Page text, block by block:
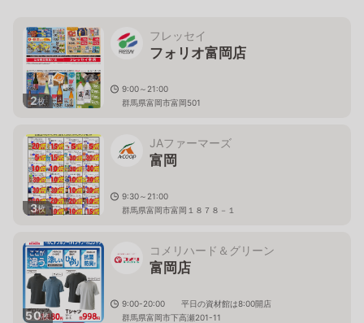
2枚
フレッセイ
フォリオ富岡店
9:00～21:00
群馬県富岡市富岡501
3枚
JAファーマーズ
富岡
9:30～21:00
群馬県富岡市富岡１８７８－１
50枚
コメリハード＆グリーン
富岡店
9:00-20:00 平日の資材館は8:00開店
群馬県富岡市下高瀬201-11